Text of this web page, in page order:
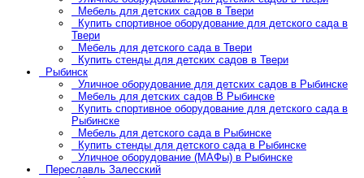
Мебель для детских садов в Твери
Купить спортивное оборудование для детского сада в
Твери
Мебель для детского сада в Твери
Купить стенды для детских садов в Твери
Рыбинск
Уличное оборудование для детских садов в Рыбинске
Мебель для детских садов В Рыбинске
Купить спортивное оборудование для детского сада в
Рыбинске
Мебель для детского сада в Рыбинске
Купить стенды для детского сада в Рыбинске
Уличное оборудование (МАФы) в Рыбинске
Переславль Залесский